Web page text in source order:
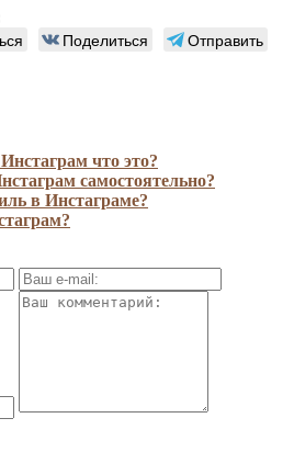
Поделиться
Отправить
что это?
самостоятельно?
в Инстаграме?